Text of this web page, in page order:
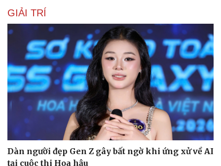
GIẢI TRÍ
Dàn người đẹp Gen Z gây bất ngờ khi ứng xử về AI
tại cuộc thi Hoa hậu